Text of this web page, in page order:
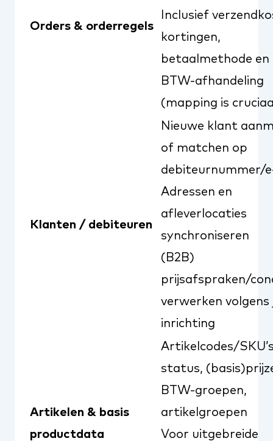
Orders & orderregels
Inclusief
kortingen,
betaalmethode en
BTW-afhandeling
(mapping is
Klanten / debiteuren
Nieuwe klant
of matchen op
debiteurnummer/
Adressen en
afleverlocaties
synchroniseren
(B2B)
prijsafspraken/
verwerken volgens
inrichting
Artikelen & basis
productdata
Artikelcodes/
status,
BTW-groepen,
artikelgroepen
Voor uitgebreide